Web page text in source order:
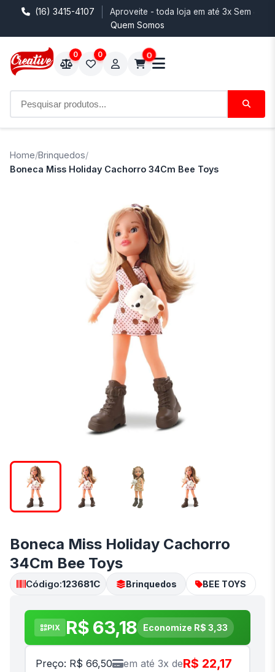
(16) 3415-4107 Aproveite - toda loja em até 3x Sem
Quem Somos
0 0 0
Home/Brinquedos/
Boneca Miss Holiday Cachorro 34Cm Bee Toys
Boneca Miss Holiday Cachorro
34Cm Bee Toys
Código:123681C Brinquedos BEE TOYS
PIX R$ 63,18 Economize R$ 3,33
Preço: R$ 66,50 em até 3x deR$ 22,17